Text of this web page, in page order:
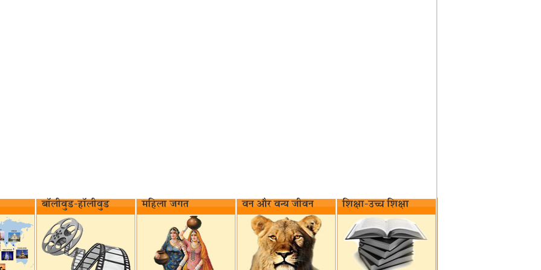
बॉलीवुड-हॉलीवुड महिला जगत वन और वन्य जीवन‌ शिक्षा-उच्च शिक्षा